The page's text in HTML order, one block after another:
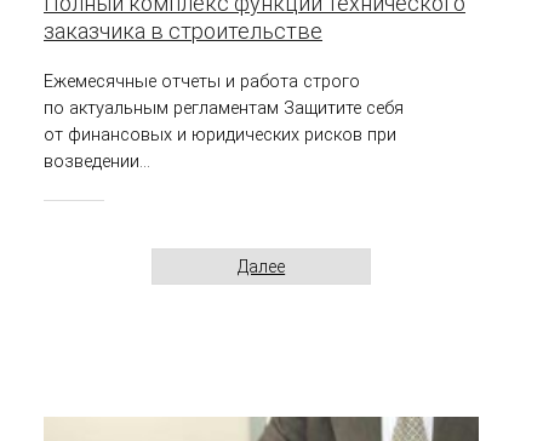
заказчика в строительстве
Ежемесячные отчеты и работа строго
по актуальным регламентам Защитите себя
от финансовых и юридических рисков при
возведении...
Далее